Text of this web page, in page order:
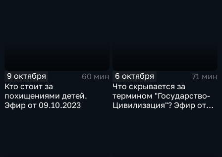
9 октября
60 мин
Кто стоит за
похищениями детей.
Эфир от 09.10.2023
6 октября
71 мин
Что скрывается за
термином "Государство-
Цивилизация"? Эфир от